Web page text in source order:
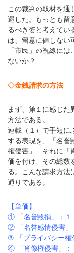
この裁判の取材を通
遇した。もっとも留
るべき姿と考えてい
は、留意に値しない
「市民」の視線に
ないか？
◇金銭請求の方法
まず、第１に感じた
方法である。
連載（１）で手短に
する表現を、「名誉
権侵害」、それに「
価を付け、その総数
る。こんな請求方法
通りである。
【単価】
① 「名誉毀損」：１
② 「名誉感情侵害」
③ 「プライバシー権
④ 「肖像権侵害」：